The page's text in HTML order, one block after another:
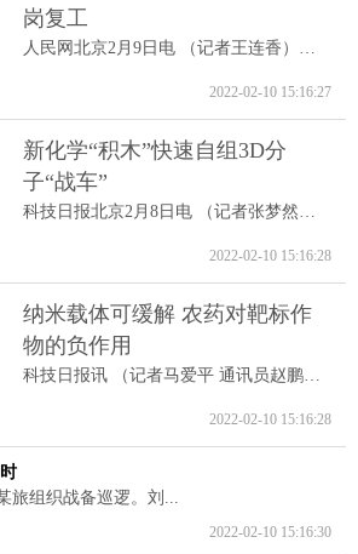
岗复工
人民网北京2月9日电 （记者王连香）记者...
2022-02-10 15:16:27
新化学“积木”快速自组3D分
子“战车”
科技日报北京2月8日电 （记者张梦然）据...
2022-02-10 15:16:28
纳米载体可缓解 农药对靶标作
物的负作用
科技日报讯 （记者马爱平 通讯员赵鹏跃...
2022-02-10 15:16:28
旅组织战备巡逻。刘...
2022-02-10 15:16:30